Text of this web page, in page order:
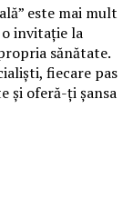
este mai mult
invitație la
sănătate.
fiecare pas
și oferă-ți șansa